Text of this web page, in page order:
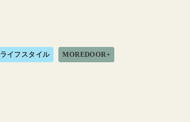
ライフスタイル MOREDOOR+